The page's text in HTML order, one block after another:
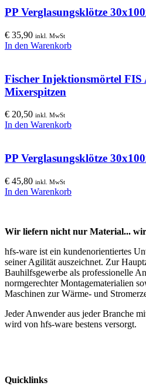
PP Verglasungsklötze
€ 35,90 inkl. MwSt
In den Warenkorb
Fischer Injektionsmörtel FIS
Mixerspitzen
€ 20,50 inkl. MwSt
In den Warenkorb
PP Verglasungsklötze
€ 45,80 inkl. MwSt
In den Warenkorb
Wir liefern nicht nur Material...
hfs-ware ist ein kundenorientiertes
seiner Agilität auszeichnet. Zur
Bauhilfsgewerbe als professionelle
normgerechter Montagematerialien
Maschinen zur Wärme- und
Jeder Anwender aus jeder Branche
wird von hfs-ware bestens versorgt.
Quicklinks